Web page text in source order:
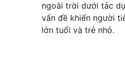
ngoài trời dưới tác
vấn đề khiến người
lớn tuổi và trẻ nhỏ.